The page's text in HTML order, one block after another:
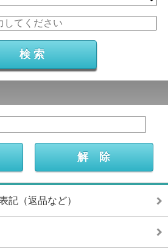
記（返品など）